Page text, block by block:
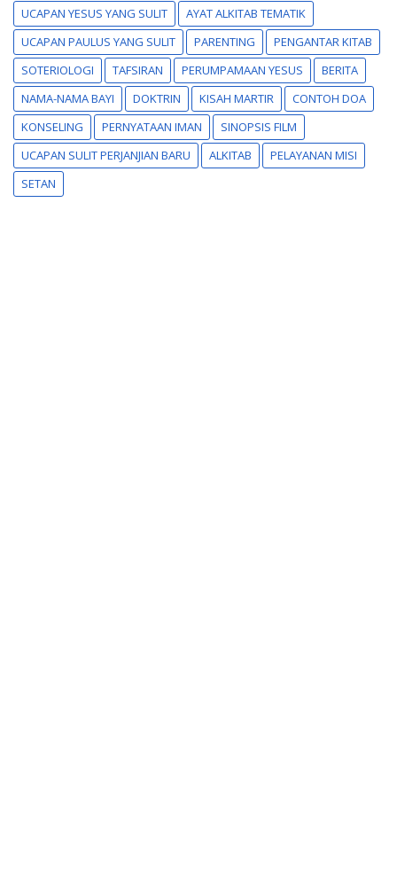
UCAPAN YESUS YANG SULIT
AYAT ALKITAB TEMATIK
UCAPAN PAULUS YANG SULIT
PARENTING
PENGANTAR KITAB
SOTERIOLOGI
TAFSIRAN PERUMPAMAAN YESUS
BERITA
NAMA-NAMA BAYI
DOKTRIN KISAH MARTIR
CONTOH DOA
KONSELING
PERNYATAAN IMAN
SINOPSIS FILM
UCAPAN SULIT PERJANJIAN BARU
ALKITAB
PELAYANAN MISI
SETAN